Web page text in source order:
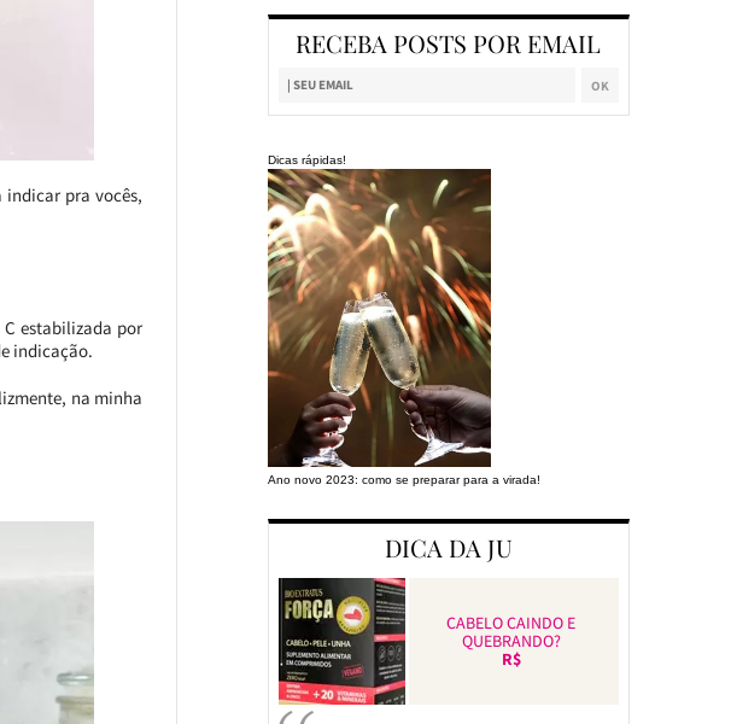
indicar pra vocês,
estabilizada por
indicação.
na minha
RECEBA POSTS POR EMAIL
Dicas rápidas!
Ano novo 2023: como se preparar para a virada!
DICA DA JU
CABELO CAINDO E
QUEBRANDO?
R$